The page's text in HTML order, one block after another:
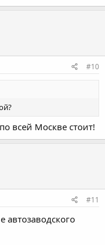
#10
всей Москве стоит!
#11
автозаводского